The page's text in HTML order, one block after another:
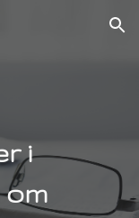
Skip to navigation
i